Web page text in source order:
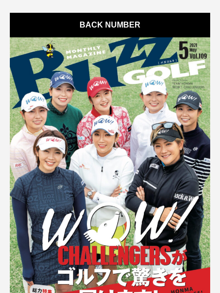
BACK NUMBER